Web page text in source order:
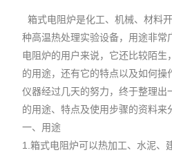
箱式电阻炉是化工、机械、材料
种高温热处理实验设备，用途非常
电阻炉的用户来说，它还比较陌生
的用途，还有它的特点以及如何操
仪器经过几天的努力，终于整理出
的用途、特点及使用步骤的资料来
一、用途
1.箱式电阻炉可以热加工、水泥、